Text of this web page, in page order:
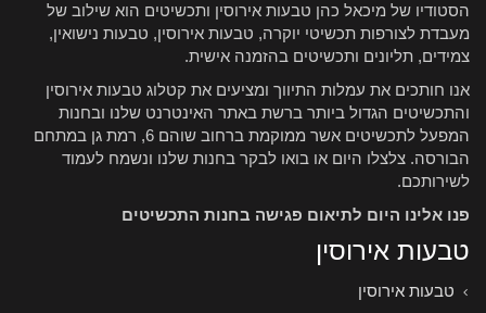
הסטודיו של מיכאל כהן טבעות אירוסין ותכשיטים הוא שילוב של
מעבדת לצורפות תכשיטי יוקרה, טבעות אירוסין, טבעות נישואין,
צמידים, תליונים ותכשיטים בהזמנה אישית.
אנו חותכים את עמלות התיווך ומציעים את קטלוג טבעות אירוסין
והתכשיטים הגדול ביותר ברשת באתר האינטרנט שלנו ובחנות
המפעל לתכשיטים אשר ממוקמת ברחוב שוהם 6, רמת גן במתחם
הבורסה. צלצלו היום או בואו לבקר בחנות שלנו ונשמח לעמוד
לשירותכם.
פנו אלינו היום לתיאום פגישה בחנות התכשיטים
טבעות אירוסין
טבעות אירוסין